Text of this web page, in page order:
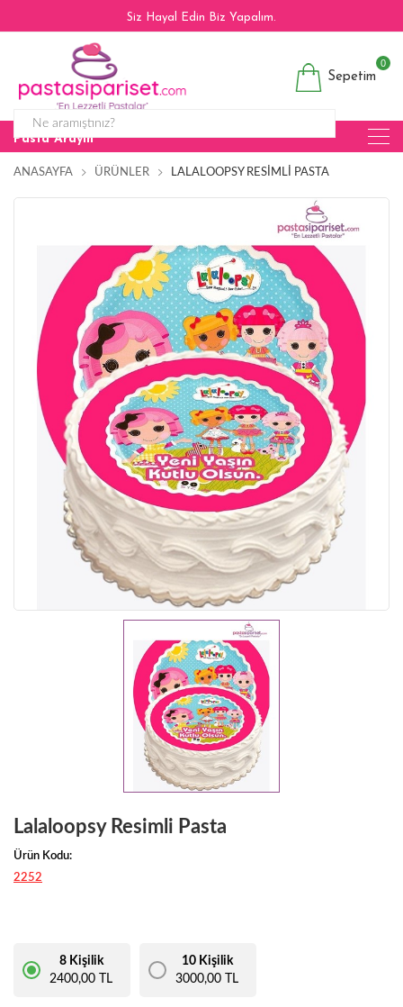
Siz Hayal Edin Biz Yapalım.
Sepetim
0
Pasta Arayın
ANASAYFA ÜRÜNLER LALALOOPSY RESIMLI PASTA
Lalaloopsy Resimli Pasta
Ürün Kodu:
2252
8 Kişilik
2400,00 TL
10 Kişilik
3000,00 TL